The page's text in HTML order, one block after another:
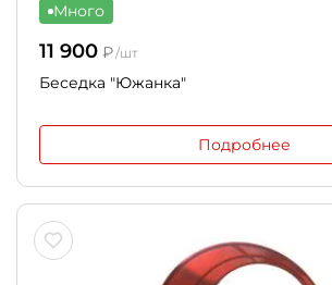
Много
11 900 ₽/шт
Беседка "Южанка"
Подробнее